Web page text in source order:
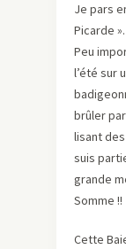
Je pars
Picarde
Peu
l’été sur
brûler
lisant
suis
grande
Somme !!
Cette